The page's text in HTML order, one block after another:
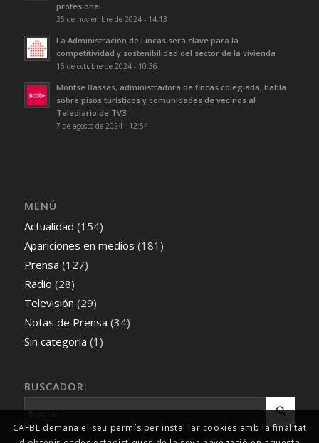
profesional
25 de noviembre de 2024 - 14:13
La Administración de Fincas será clave para la
competitividad y sostenibilidad del sector de la vivienda
16 de octubre de 2024 - 10:36
Montse Bassas, administradora de fincas colegiada, habla
sobre pisos turísticos y comunidades de vecinos al
Telediario de TV3
7 de agosto de 2024 - 12:54
MENÚ
Actualidad (154)
Apariciones en medios (181)
Prensa (127)
Radio (28)
Televisión (29)
Notas de Prensa (34)
Sin categoría (1)
BUSCADOR:
CAFBL demana el seu permís per instal·lar cookies amb la finalitat